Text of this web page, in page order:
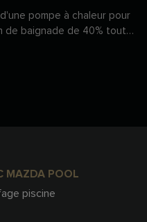
pompe à chaleur pour
de baignade de 40% tout
réduisent
MAZDA POOL
piscine